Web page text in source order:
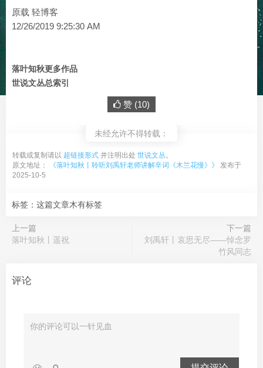
原载 轻博客
12/26/2019 9:25:30 AM
落叶知秋更多作品
世说文丛总索引
赞 (10)
未经允许不得转载：
转载或复制请以 超链接形式 并注明出处 世说文丛。
原文地址：
《落叶知秋丨聆听刘禹轩老师讲解辛词《木兰花慢》》
发布于
2025-10-5
标签：这篇文章木有标签
上一篇
落叶知秋丨遥祝
下一篇
刘禹轩丨哀思无尽——悼念罗
竹风同志
评论